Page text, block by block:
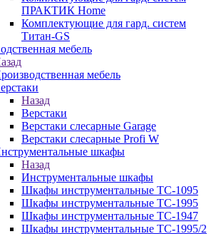
ПРАКТИК Home
Комплектующие для гард. систем
Титан-GS
мебель
мебель
Назад
Верстаки
Верстаки слесарные Garage
Верстаки слесарные Profi W
шкафы
Назад
Инструментальные шкафы
Шкафы инструментальные TC-1095
Шкафы инструментальные TC-1995
Шкафы инструментальные TC-1947
Шкафы инструментальные TC-1995/2